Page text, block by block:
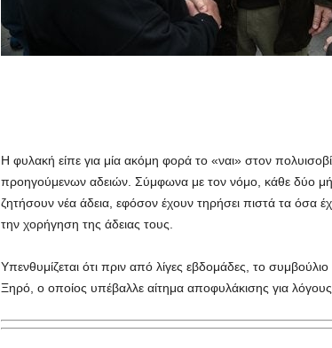
Η φυλακή είπε για μία ακόμη φορά το «ναι» στον
προηγούμενων αδειών. Σύμφωνα με τον νόμο, κάθε δύο
ζητήσουν νέα άδεια, εφόσον έχουν τηρήσει πιστά τα όσα
την χορήγηση της άδειας τους.
Υπενθυμίζεται ότι πριν από λίγες εβδομάδες, το
Ξηρό, ο οποίος υπέβαλλε αίτημα αποφυλάκισης για λόγους